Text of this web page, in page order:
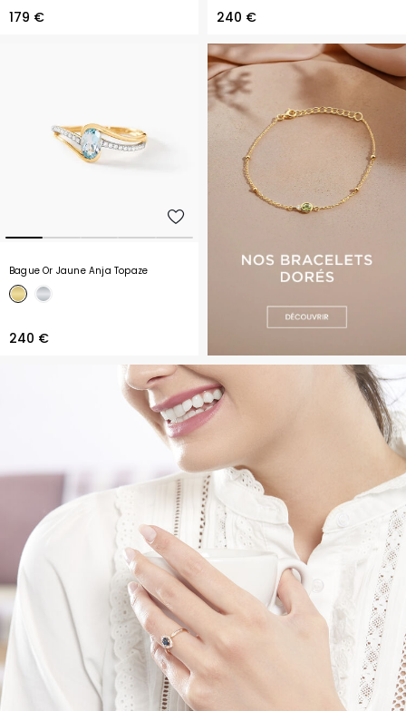
179 € 240 €
Bague Or Jaune Anja Topaze
240 €